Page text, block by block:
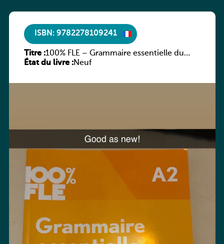
ISBN: 9782278109241
Titre :100% FLE – Grammaire essentielle du
français – A2
État du livre :Neuf